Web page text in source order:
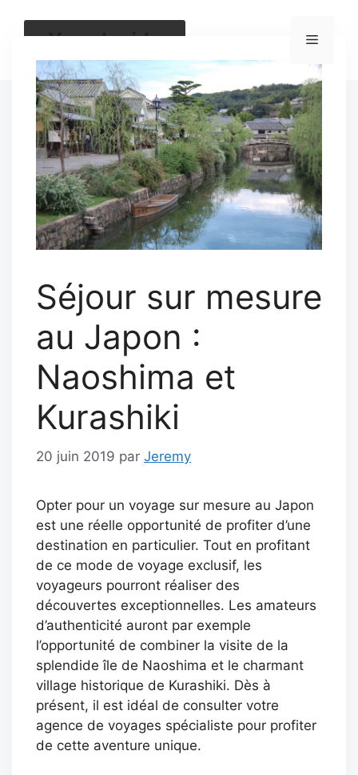
Yoga Inside Menu
Séjour sur mesure
au Japon :
Naoshima et
Kurashiki
20 juin 2019 par Jeremy
Opter pour un voyage sur mesure au Japon
est une réelle opportunité de profiter d’une
destination en particulier. Tout en profitant
de ce mode de voyage exclusif, les
voyageurs pourront réaliser des
découvertes exceptionnelles. Les amateurs
d’authenticité auront par exemple
l’opportunité de combiner la visite de la
splendide île de Naoshima et le charmant
village historique de Kurashiki. Dès à
présent, il est idéal de consulter votre
agence de voyages spécialiste pour profiter
de cette aventure unique.